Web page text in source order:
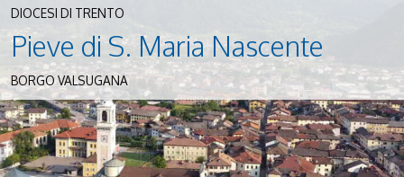
DIOCESI DI TRENTO
Pieve di S. Maria Nascente
BORGO VALSUGANA